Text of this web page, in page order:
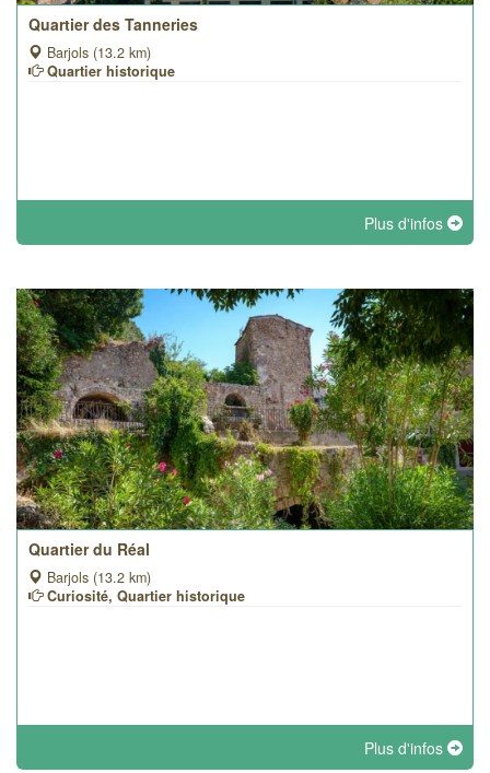
Quartier des Tanneries
Barjols (13.2 km)
Quartier historique
Plus d'infos
Quartier du Réal
Barjols (13.2 km)
Curiosité, Quartier historique
Plus d'infos